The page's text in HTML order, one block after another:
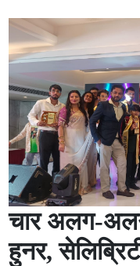
चार अलग-
हुनर,